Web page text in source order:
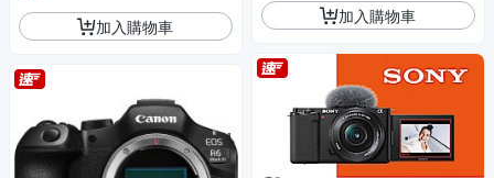
加入購物車 加入購物車